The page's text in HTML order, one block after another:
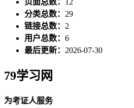
页面总数： 12
分类总数： 29
链接总数： 2
用户总数： 6
最后更新： 2026-07-30
79学习网
为考证人服务